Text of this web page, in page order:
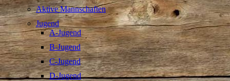
Aktive Mannschaften
Jugend
A-Jugend
B-Jugend
C-Jugend
D-Jugend